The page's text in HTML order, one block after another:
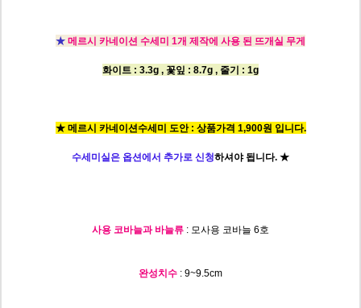
★ 메르시 카네이션 수세미 1개 제작에 사용 된 뜨개실 무게
화이트 : 3.3g , 꽃잎 : 8.7g , 줄기 : 1g
★ 메르시 카네이션수세미 도안 : 상품가격 1,900원 입니다.
수세미실은 옵션에서 추가로 신청하셔야 됩니다. ★
사용 코바늘과 바늘류 : 모사용 코바늘 6호
완성치수 : 9~9.5cm